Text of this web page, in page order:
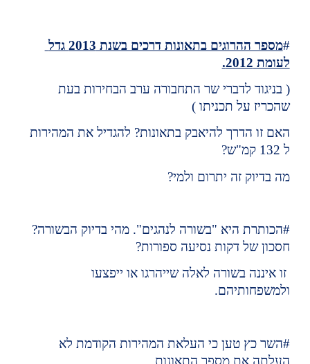
#
מספר ההרוגים בתאונות דרכים בשנת 2013 גדל
לעומת 2012.
שהכריז על תכניתו )
ל 132 קמ"ש?
מה בדיוק זה יתרום ולמי?
חסכון של דקות נסיעה ספורות?
ולמשפחותיהם.
העלתה את מספר התאונות.